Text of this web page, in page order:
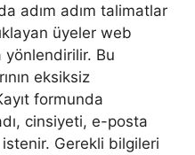
adım adım talimatlar
üyeler web
yönlendirilir. Bu
eksiksiz
formunda
cinsiyeti, e-posta
Gerekli bilgileri